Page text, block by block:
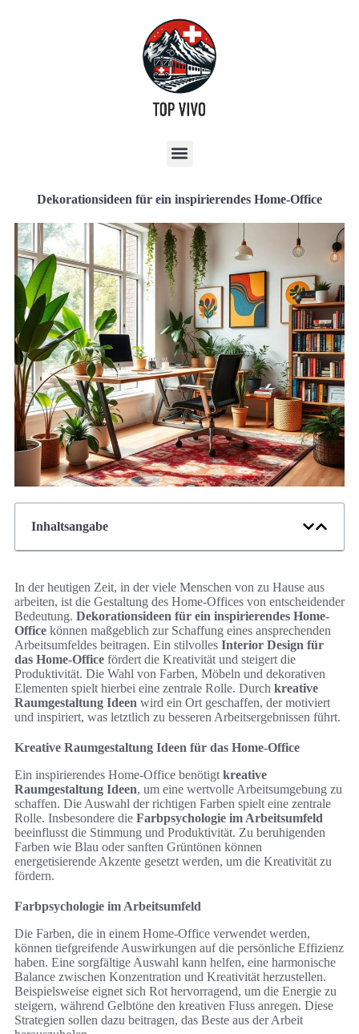
Dekorationsideen für ein inspirierendes Home-Office
Inhaltsangabe
In der heutigen Zeit, in der viele Menschen von zu Hause aus
arbeiten, ist die Gestaltung des Home-Offices von entscheidender
Bedeutung. Dekorationsideen für ein inspirierendes Home-
Office können maßgeblich zur Schaffung eines ansprechenden
Arbeitsumfeldes beitragen. Ein stilvolles Interior Design für
das Home-Office fördert die Kreativität und steigert die
Produktivität. Die Wahl von Farben, Möbeln und dekorativen
Elementen spielt hierbei eine zentrale Rolle. Durch kreative
Raumgestaltung Ideen wird ein Ort geschaffen, der motiviert
und inspiriert, was letztlich zu besseren Arbeitsergebnissen führt.
Kreative Raumgestaltung Ideen für das Home-Office
Ein inspirierendes Home-Office benötigt kreative
Raumgestaltung Ideen, um eine wertvolle Arbeitsumgebung zu
schaffen. Die Auswahl der richtigen Farben spielt eine zentrale
Rolle. Insbesondere die Farbpsychologie im Arbeitsumfeld
beeinflusst die Stimmung und Produktivität. Zu beruhigenden
Farben wie Blau oder sanften Grüntönen können
energetisierende Akzente gesetzt werden, um die Kreativität zu
fördern.
Farbpsychologie im Arbeitsumfeld
Die Farben, die in einem Home-Office verwendet werden,
können tiefgreifende Auswirkungen auf die persönliche Effizienz
haben. Eine sorgfältige Auswahl kann helfen, eine harmonische
Balance zwischen Konzentration und Kreativität herzustellen.
Beispielsweise eignet sich Rot hervorragend, um die Energie zu
steigern, während Gelbtöne den kreativen Fluss anregen. Diese
Strategien sollen dazu beitragen, das Beste aus der Arbeit